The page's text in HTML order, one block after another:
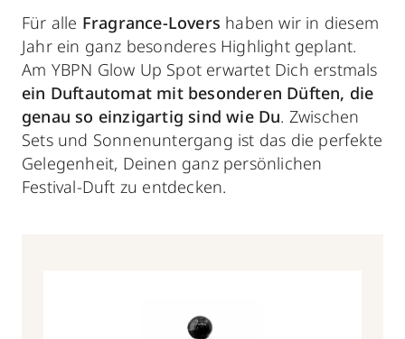
Für alle Fragrance-Lovers haben wir in diesem
Jahr ein ganz besonderes Highlight geplant.
Am YBPN Glow Up Spot erwartet Dich erstmals
ein Duftautomat mit besonderen Düften, die
genau so einzigartig sind wie Du. Zwischen
Sets und Sonnenuntergang ist das die perfekte
Gelegenheit, Deinen ganz persönlichen
Festival-Duft zu entdecken.